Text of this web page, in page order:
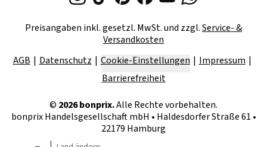
Preisangaben inkl. gesetzl. MwSt. und zzgl.Service- &
Versandkosten
AGB
Datenschutz Cookie-Einstellungen
Impressum
Barrierefreiheit
© 2026bonprix.Alle Rechte vorbehalten.
bonprix Handelsgesellschaft mbH • Haldesdorfer Straße 61 •
22179 Hamburg